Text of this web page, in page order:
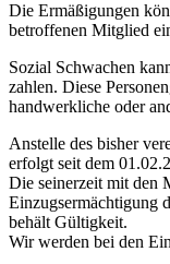
Die Ermäßigungen
betroffenen Mitglied
Sozial Schwachen
zahlen. Diese
handwerkliche oder
Anstelle des bisher
erfolgt seit dem
Die seinerzeit mit den
Einzugsermächtigung
behält Gültigkeit.
Wir werden bei den